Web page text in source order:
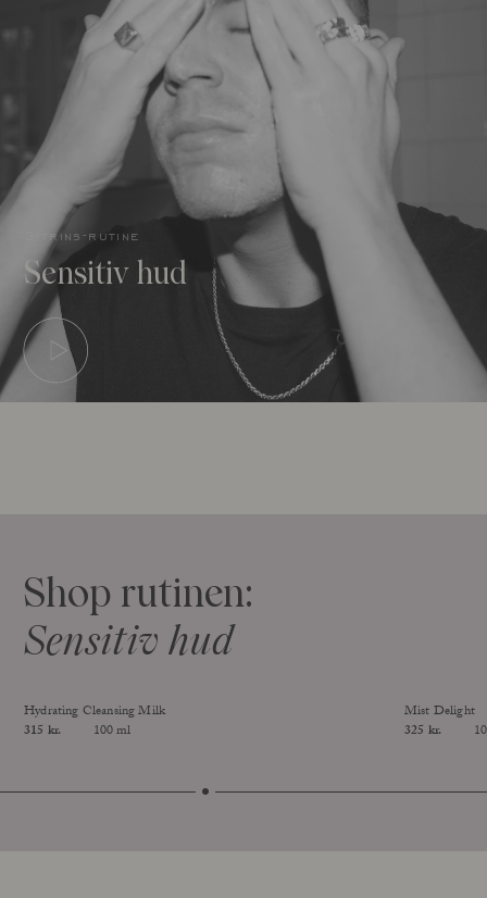
3-trins-rutine
Sensitiv hud
Shop rutinen:
Sensitiv hud
Hydrating Cleansing Milk
Price
315 kr.
100 ml
Mist Delight
Price
325 kr.